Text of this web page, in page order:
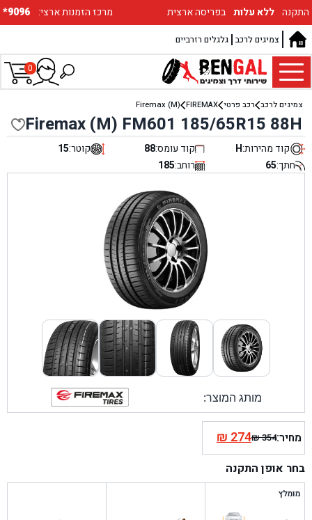
*9096 :מרכז הזמנות ארצי התקנה ללא עלות בפריסה ארצית
גלגלים רזרביים צמיגים לרכב
0
צמיגים לרכב רכב פרטי FIREMAX
Firemax (M)
Firemax (M) FM601 185/65R15 88H
קוד מהירות:H קוד עומס:88 קוטר:15
חתך:65 רוחב:185
מותג המוצר:
מחיר: ₪354
המחיר
המקורי
היה:
₪274המחיר
הנוכחי
הוא:
בחר אופן התקנה
מומלץ